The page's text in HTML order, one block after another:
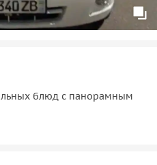
блюд с панорамным